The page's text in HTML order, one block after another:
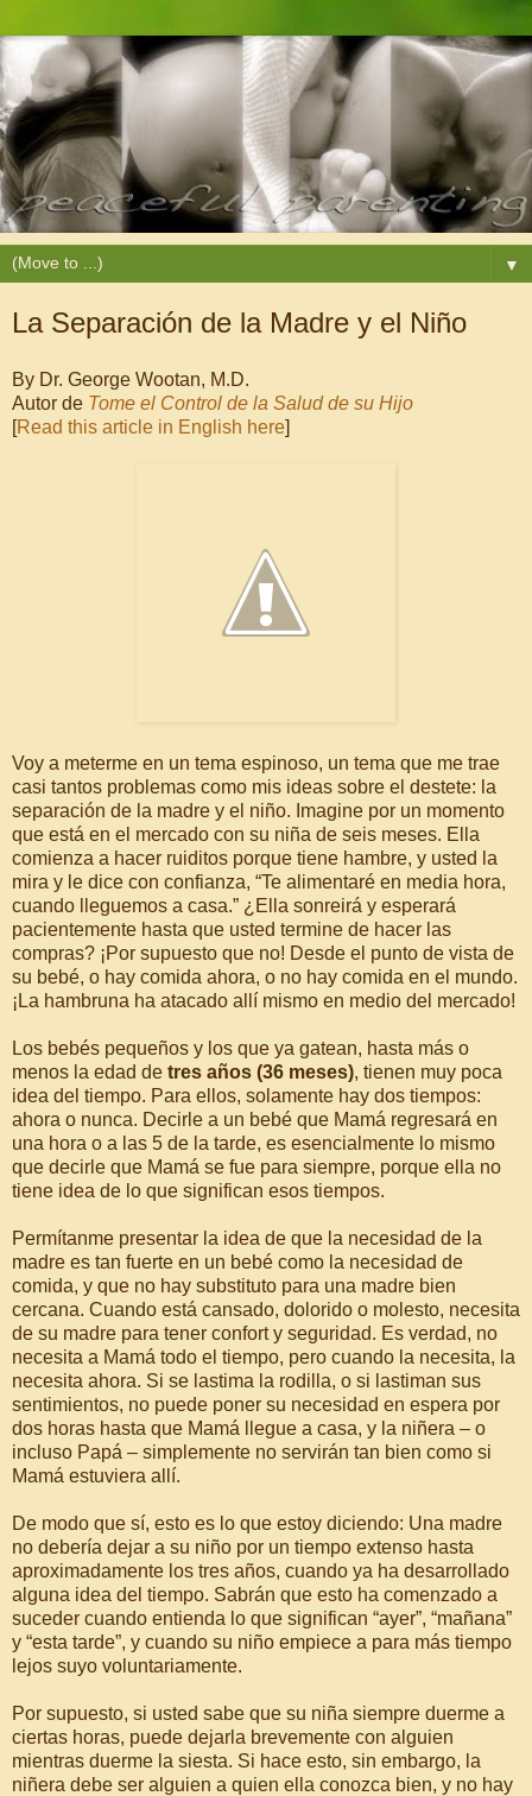
▼
La Separación de la Madre y el Niño
By Dr. George Wootan, M.D.
Autor de Tome el Control de la Salud de su Hijo
[Read this article in English here]
Voy a meterme en un tema espinoso, un tema que me trae
casi tantos problemas como mis ideas sobre el destete: la
separación de la madre y el niño. Imagine por un momento
que está en el mercado con su niña de seis meses. Ella
comienza a hacer ruiditos porque tiene hambre, y usted la
mira y le dice con confianza, “Te alimentaré en media hora,
cuando lleguemos a casa.” ¿Ella sonreirá y esperará
pacientemente hasta que usted termine de hacer las
compras? ¡Por supuesto que no! Desde el punto de vista de
su bebé, o hay comida ahora, o no hay comida en el mundo.
¡La hambruna ha atacado allí mismo en medio del mercado!
Los bebés pequeños y los que ya gatean, hasta más o
menos la edad de tres años (36 meses), tienen muy poca
idea del tiempo. Para ellos, solamente hay dos tiempos:
ahora o nunca. Decirle a un bebé que Mamá regresará en
una hora o a las 5 de la tarde, es esencialmente lo mismo
que decirle que Mamá se fue para siempre, porque ella no
tiene idea de lo que significan esos tiempos.
Permítanme presentar la idea de que la necesidad de la
madre es tan fuerte en un bebé como la necesidad de
comida, y que no hay substituto para una madre bien
cercana. Cuando está cansado, dolorido o molesto, necesita
de su madre para tener confort y seguridad. Es verdad, no
necesita a Mamá todo el tiempo, pero cuando la necesita, la
necesita ahora. Si se lastima la rodilla, o si lastiman sus
sentimientos, no puede poner su necesidad en espera por
dos horas hasta que Mamá llegue a casa, y la niñera – o
incluso Papá – simplemente no servirán tan bien como si
Mamá estuviera allí.
De modo que sí, esto es lo que estoy diciendo: Una madre
no debería dejar a su niño por un tiempo extenso hasta
aproximadamente los tres años, cuando ya ha desarrollado
alguna idea del tiempo. Sabrán que esto ha comenzado a
suceder cuando entienda lo que significan “ayer”, “mañana”
y “esta tarde”, y cuando su niño empiece a para más tiempo
lejos suyo voluntariamente.
Por supuesto, si usted sabe que su niña siempre duerme a
ciertas horas, puede dejarla brevemente con alguien
mientras duerme la siesta. Si hace esto, sin embargo, la
niñera debe ser alguien a quien ella conozca bien, y no hay